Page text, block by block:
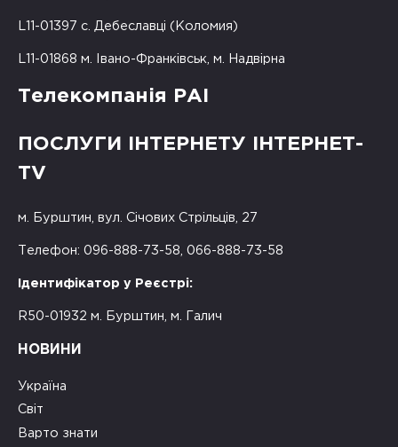
L11-01397 с. Дебеславці (Коломия)
L11-01868 м. Івано-Франківськ, м. Надвірна
Телекомпанія РАІ
ПОСЛУГИ ІНТЕРНЕТУ ІНТЕРНЕТ-
TV
м. Бурштин, вул. Січових Стрільців, 27
Телефон: 096-888-73-58, 066-888-73-58
Ідентифікатор у Реєстрі:
R50-01932 м. Бурштин, м. Галич
НОВИНИ
Україна
Світ
Варто знати